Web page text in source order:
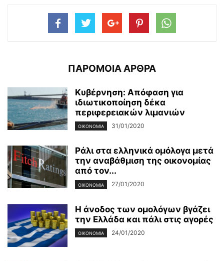
ΠΑΡΟΜΟΙΑ ΑΡΘΡΑ
Κυβέρνηση: Απόφαση για
ιδιωτικοποίηση δέκα
περιφερειακών λιμανιών
ΟΙΚΟΝΟΜΊΑ 31/01/2020
Ράλι στα ελληνικά ομόλογα μετά
την αναβάθμιση της οικονομίας
από τον...
ΟΙΚΟΝΟΜΊΑ 27/01/2020
Η άνοδος των ομολόγων βγάζει
την Ελλάδα και πάλι στις αγορές
ΟΙΚΟΝΟΜΊΑ 24/01/2020